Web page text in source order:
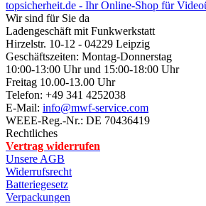
topsicherheit.de - Ihr Online-Shop für
Wir sind für Sie da
Ladengeschäft mit Funkwerkstatt
Hirzelstr. 10-12 - 04229 Leipzig
Geschäftszeiten: Montag-Donnerstag
10:00-13:00 Uhr und 15:00-18:00 Uhr
Freitag 10.00-13.00 Uhr
Telefon: +49 341 4252038
E-Mail: info@mwf-service.com
WEEE-Reg.-Nr.: DE 70436419
Rechtliches
Vertrag widerrufen
Unsere AGB
Widerrufsrecht
Batteriegesetz
Verpackungen